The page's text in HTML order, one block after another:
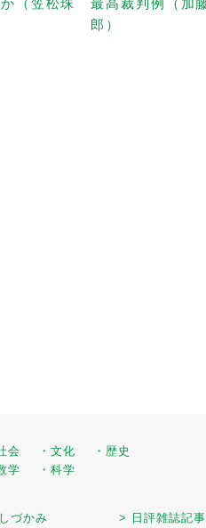
（笠松珠
最高裁判例（加
郎）
会 ・文化
・歴史
学 ・科学
づかみ > 日評雑誌記